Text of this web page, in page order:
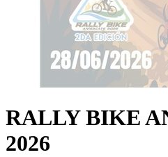
RALLY BIKE
2026